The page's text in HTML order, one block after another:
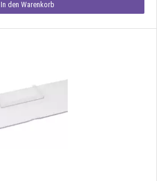
In den Warenkorb